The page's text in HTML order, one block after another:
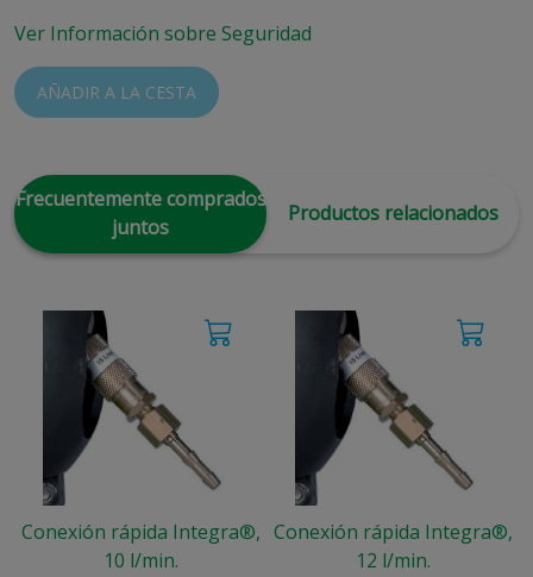
Ver Información sobre Seguridad
AÑADIR A LA CESTA
Frecuentemente comprados
juntos
Productos relacionados
Conexión rápida Integra®,
10 l/min.
Conexión rápida Integra®,
12 l/min.